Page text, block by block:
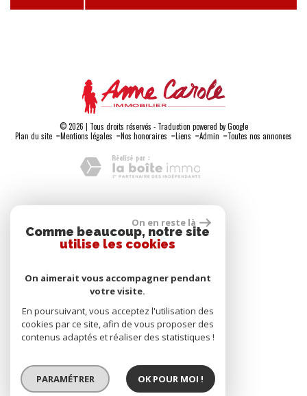
© 2026 | Tous droits réservés - Traduction powered by Google
Plan du site -Mentions légales -Nos honoraires -Liens-Admin -Toutes nos annonces
Adhérents
Se connecter
On en reste là
Comme beaucoup, notre site
utilise les cookies
On aimerait vous accompagner pendant
votre visite.
En poursuivant, vous acceptez l'utilisation des
cookies par ce site, afin de vous proposer des
contenus adaptés et réaliser des statistiques !
PARAMÉTRER OK POUR MOI !